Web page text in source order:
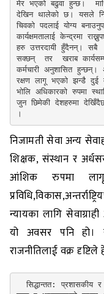
मेर भएको बढुवा हुन्छ।
देखिन थालेको छ। यसले
चिवको पदलाई योग्य
कार्यक्षमतालाई केन्द्रमा
हरु उत्तरदायी हुँदैनन्। सबै
सक्छन्  तर  खराब
कर्मचारी अनुशासित
रक्षण लागू भएको झन्डै दुई
भोलि अधिकारको रुपमा
जुन छिमेकी देशहरुमा
।
निजामती सेवा अन्य
शिक्षक, संस्थान र
आंशिक रुपमा
न्यायका लागि
यो अवसर पनि हो।
राजनीतिलाई वक्र